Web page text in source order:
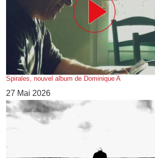
Spirales, nouvel album de Dominique A
27 Mai 2026